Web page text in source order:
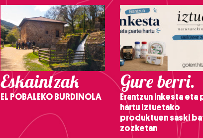
Eskaintzak
EL POBALEKO BURDINOLA
Gure berri.
Erantzun inkesta eta
hartu Iztuetako
produktuen saski
zozketan